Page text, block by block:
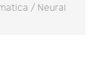
/ Neural